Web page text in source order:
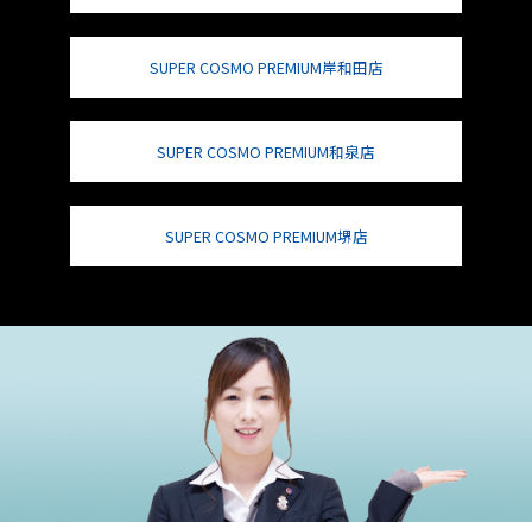
SUPER COSMO PREMIUM岸和田店
SUPER COSMO PREMIUM和泉店
SUPER COSMO PREMIUM堺店